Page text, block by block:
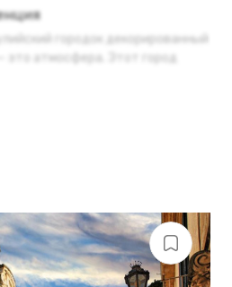
городок декорированный
это атмосфера. Этот город